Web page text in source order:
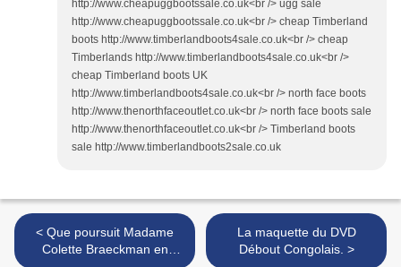
http://www.cheapuggbootssale.co.uk<br /> ugg sale
http://www.cheapuggbootssale.co.uk<br /> cheap Timberland
boots http://www.timberlandboots4sale.co.uk<br /> cheap
Timberlands http://www.timberlandboots4sale.co.uk<br />
cheap Timberland boots UK
http://www.timberlandboots4sale.co.uk<br /> north face boots
http://www.thenorthfaceoutlet.co.uk<br /> north face boots sale
http://www.thenorthfaceoutlet.co.uk<br /> Timberland boots
sale http://www.timberlandboots2sale.co.uk
< Que poursuit Madame
Colette Braeckman en
La maquette du DVD
Débout Congolais. >